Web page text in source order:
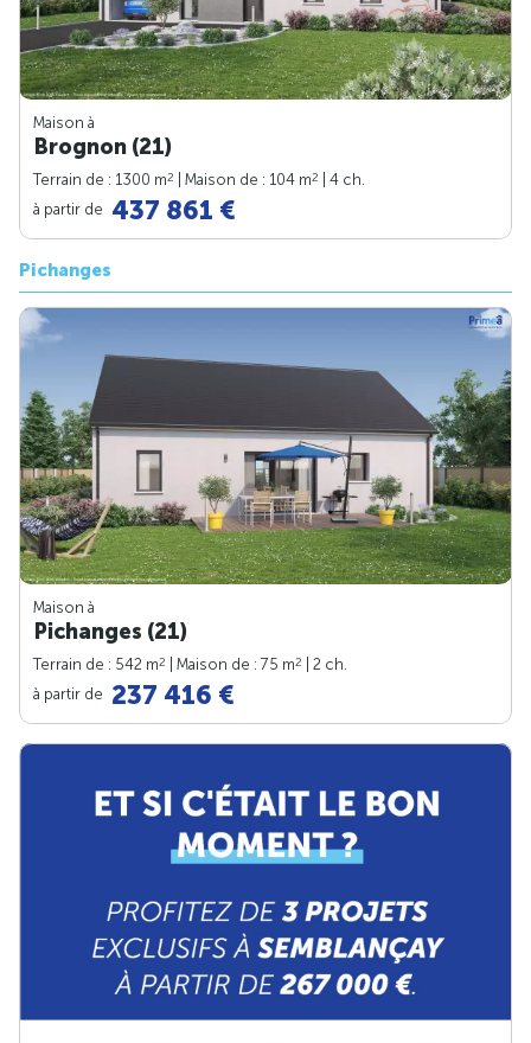
Maison à
Brognon (21)
Terrain de : 1300 m2 | Maison de : 104 m2
| 4 ch.
à partir de 437 861 €
Pichanges
Maison à
Pichanges (21)
Terrain de : 542 m2 | Maison de : 75 m2
| 2 ch.
à partir de 237 416 €